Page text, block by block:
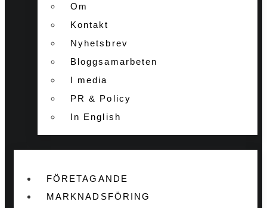
Om
Kontakt
Nyhetsbrev
Bloggsamarbeten
I media
PR & Policy
In English
FÖRETAGANDE
MARKNADSFÖRING